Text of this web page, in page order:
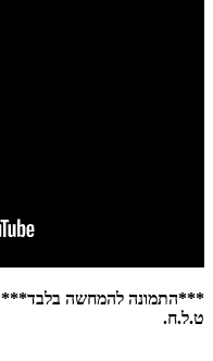
***התמונה להמחשה בלבד***
ט.ל.ח.